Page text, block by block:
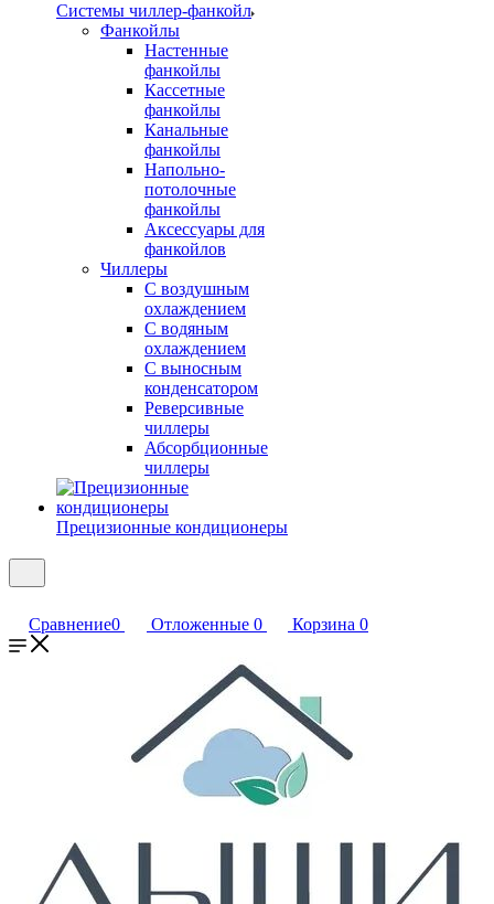
Системы чиллер-фанкойл
Фанкойлы
Настенные
фанкойлы
Кассетные
фанкойлы
Канальные
фанкойлы
Напольно-
потолочные
фанкойлы
Аксессуары для
фанкойлов
Чиллеры
С воздушным
охлаждением
С водяным
охлаждением
С выносным
конденсатором
Реверсивные
чиллеры
Абсорбционные
чиллеры
Прецизионные кондиционеры
Сравнение0 Отложенные 0 Корзина 0